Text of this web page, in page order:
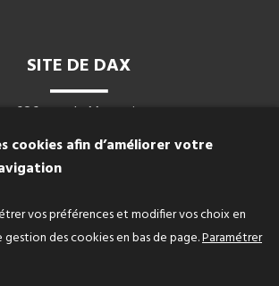
SITE DE DAX
686, rue du Marensin
Avenue de l'Océan
40990 Mées
Tél. 05 58 91 62 53
jeremy.martin@bylaboiteasel.fr
cookies afin d’améliorer votre
vos préférences et modifier vos choix en
gestion des cookies en bas de page.Paramétrer